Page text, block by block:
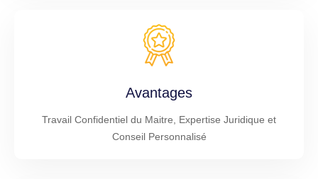
Avantages
Travail Confidentiel du Maitre, Expertise Juridique et
Conseil Personnalisé